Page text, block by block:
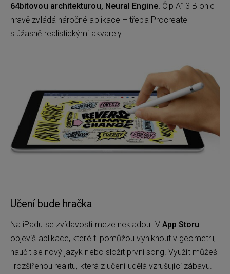
64bitovou architekturou, Neural Engine. Čip A13 Bionic
hravě zvládá náročné aplikace – třeba Procreate
s úžasně realistickými akvarely.
Učení bude hračka
Na iPadu se zvídavosti meze nekladou. VApp Storu
objevíš aplikace, které ti pomůžou vyniknout v geometrii,
naučit se nový jazyk nebo složit první song. Využít můžeš
i rozšířenou realitu, která z učení udělá vzrušující zábavu.